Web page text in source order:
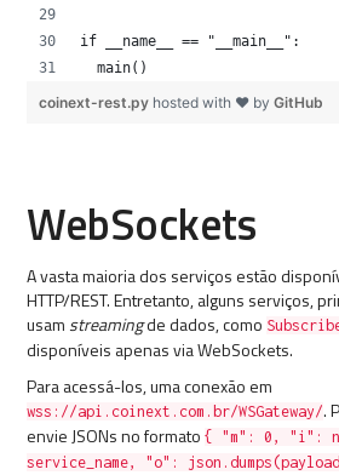
if __name__ == "__main__":
  main()
coinext-rest.py hosted with ❤ byGitHub
WebSockets
A vasta maioria dos serviços estão
HTTP/REST. Entretanto, alguns serviços,
usam streamingde dados, como
disponíveis apenas via WebSockets.
Para acessá-los, uma conexão em
wss://api.coinext.com.br/WSGateway/.
envie JSONs no formato{ "m": 0, "i":
service_name, "o":